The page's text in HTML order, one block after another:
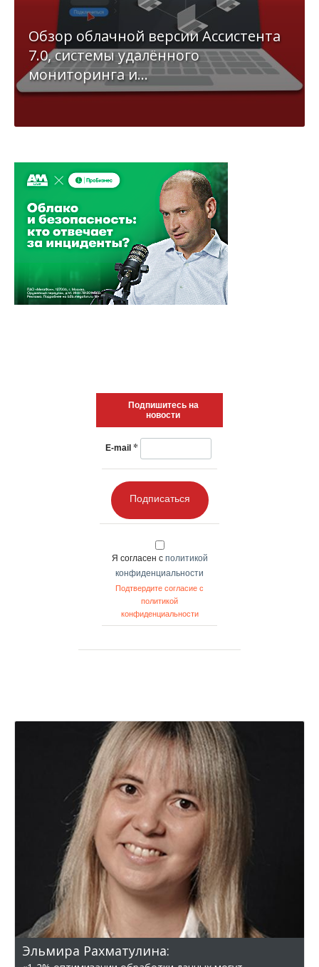
Обзор облачной версии Ассистента
7.0, системы удалённого
мониторинга и...
Подпишитесь на
новости
E-mail *
Подписаться
Я согласен с политикой
конфиденциальности
Подтвердите согласие с
политикой
конфиденциальности
Эльмира Рахматулина: